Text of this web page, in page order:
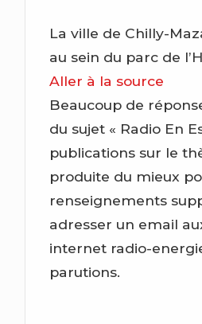
La ville de Chilly-
au sein du parc de
Aller à la source
Beaucoup de
du sujet « Radio En
publications sur le
produite du mieux
renseignements
adresser un email
internet radio-
parutions.